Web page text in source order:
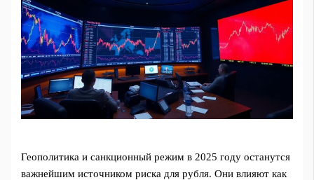
Геополитика и санкционный режим в 2025 году останутся
важнейшим источником риска для рубля. Они влияют как